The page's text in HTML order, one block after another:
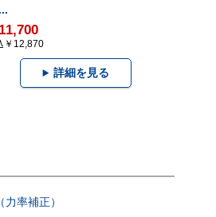
￥12,870
詳細を見る
率補正）